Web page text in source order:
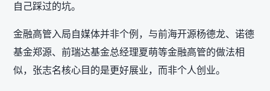
自己踩过的坑。
金融高管入局自媒体并非个例，与前海开源杨德龙、诺德
基金郑源、前瑞达基金总经理夏萌等金融高管的做法相
似，张志名核心目的是更好展业，而非个人创业。